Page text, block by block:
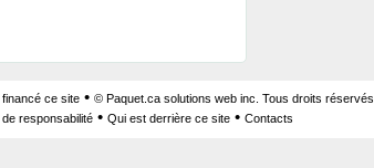
ce site • © Paquet.ca solutions web inc. Tous droits réservés.
de responsabilité • Qui est derrière ce site • Contacts